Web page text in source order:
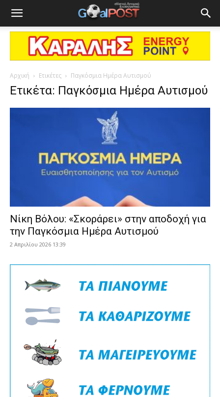
Αρχική Ετικέτες Παγκόσμια Ημέρα Αυτισμού
Ετικέτα: Παγκόσμια Ημέρα Αυτισμού
Νίκη Βόλου: «Σκοράρει» στην αποδοχή για
την Παγκόσμια Ημέρα Αυτισμού
2 Απριλίου 2026 13:39